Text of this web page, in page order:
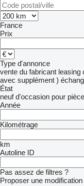
France
Prix
Type d'annonce
vente du fabricant leasing
avec supplément )
État
neuf d'occasion pour
Année
Kilométrage
km
Autoline ID
Pas assez de filtres ?
Proposer une modification